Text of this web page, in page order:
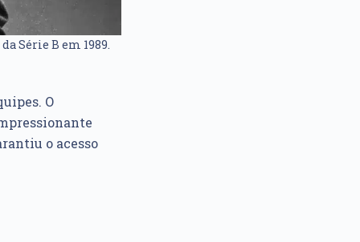
Série B em 1989.
O
o acesso